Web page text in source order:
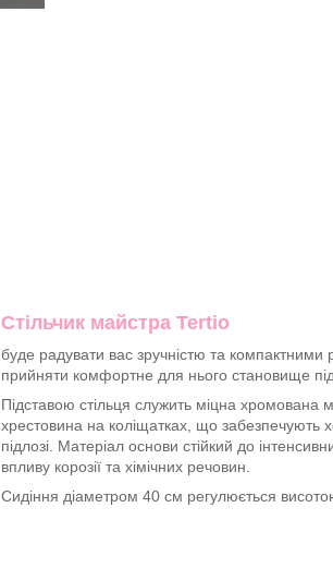
Стільчик майстра Tertio
буде радувати вас зручністю та
прийняти комфортне для нього становище
Підставою стільця служить міцна хромована
хрестовина на коліщатках, що забезпечують
підлозі. Матеріал основи стійкий до
впливу корозії та хімічних речовин.
Сидіння діаметром 40 см регулюється